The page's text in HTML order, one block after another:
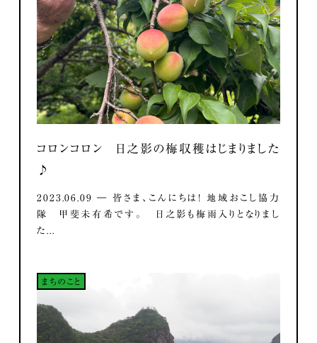
コロンコロン 日之影の梅収穫はじまりました
♪
2023.06.09 ― 皆さま、こんにちは！ 地域おこし協力
隊 甲斐未有希です。 日之影も梅雨入りとなりまし
た...
まちのこと